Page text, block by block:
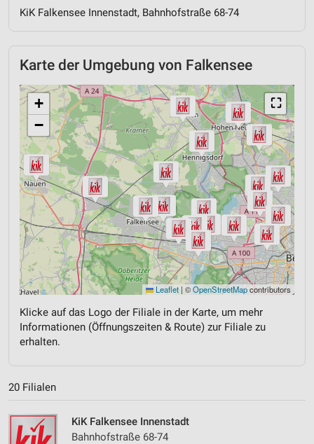
KiK Falkensee Innenstadt, Bahnhofstraße 68-74
Karte der Umgebung von Falkensee
⛶
+
−
Leaflet | ©OpenStreetMapcontributors
Klicke auf das Logo der Filiale in der Karte, um mehr
Informationen (Öffnungszeiten & Route) zur Filiale zu
erhalten.
20 Filialen
KiK Falkensee Innenstadt
Bahnhofstraße 68-74